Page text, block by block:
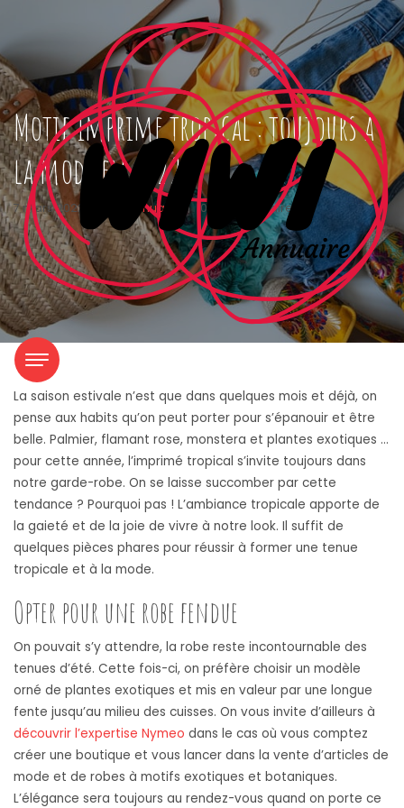
Motif imprime tropical : toujours a
la mode en 2022 !
7 mars 2022 wiwiannuaire | 0 Commentaires
La saison estivale n’est que dans quelques mois et déjà, on
pense aux habits qu’on peut porter pour s’épanouir et être
belle. Palmier, flamant rose, monstera et plantes exotiques …
pour cette année, l’imprimé tropical s’invite toujours dans
notre garde-robe. On se laisse succomber par cette
tendance ? Pourquoi pas ! L’ambiance tropicale apporte de
la gaieté et de la joie de vivre à notre look. Il suffit de
quelques pièces phares pour réussir à former une tenue
tropicale et à la mode.
Opter pour une robe fendue
On pouvait s’y attendre, la robe reste incontournable des
tenues d’été. Cette fois-ci, on préfère choisir un modèle
orné de plantes exotiques et mis en valeur par une longue
fente jusqu’au milieu des cuisses. On vous invite d’ailleurs à
découvrir l’expertise Nymeo dans le cas où vous comptez
créer une boutique et vous lancer dans la vente d’articles de
mode et de robes à motifs exotiques et botaniques.
L’élégance sera toujours au rendez-vous quand on porte ce